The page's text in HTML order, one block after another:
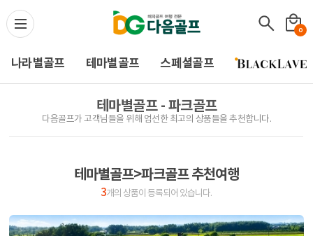
다음골프(Daum Golf) -
0
나라별골프 테마별골프 스페셜골프
테마별골프 - 파크골프
다음골프가 고객님들을 위해 엄선한 최고의 상품들을 추천합니다.
테마별골프>파크골프 추천여행
3개의 상품이 등록되어 있습니다.